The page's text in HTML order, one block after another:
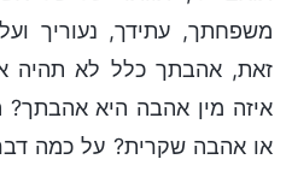
משפחתך, עתידך, נעוריך
זאת, אהבתך כלל לא תהיה
איזה מין אהבה היא
או אהבה שקרית? על כמה